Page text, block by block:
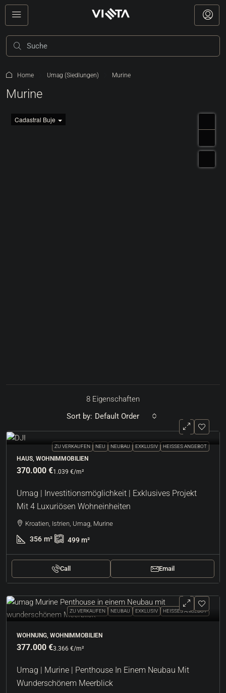
Home Umag (Siedlungen) Murine
Murine
Cadastral Buje
8 Eigenschaften
Sort by: Default Order
ZU VERKAUFEN NEU NEUBAU EXKLUSIV HEISSES ANGEBOT
HAUS, WOHNIMMOBILIEN
370.000 €1.039 €/m²
Umag | Investitionsmöglichkeit | Exklusives Projekt
Mit 4 Luxuriösen Wohneinheiten
Kroatien, Istrien, Umag, Murine
356 m² 499m²
Call Email
ZU VERKAUFEN NEUBAU EXKLUSIV HEISSES ANGEBOT
WOHNUNG, WOHNIMMOBILIEN
377.000 €3.366 €/m²
Umag | Murine | Penthouse In Einem Neubau Mit
Wunderschönem Meerblick